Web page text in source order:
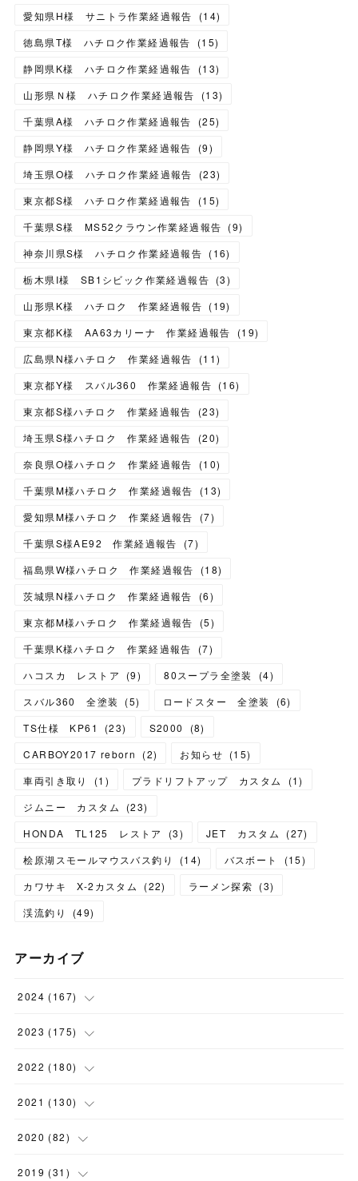
愛知県H様 サニトラ作業経過報告
(14)
徳島県T様 ハチロク作業経過報告
(15)
静岡県K様 ハチロク作業経過報告
(13)
山形県Ｎ様 ハチロク作業経過報告
(13)
千葉県A様 ハチロク作業経過報告
(25)
静岡県Y様 ハチロク作業経過報告
(9)
埼玉県O様 ハチロク作業経過報告
(23)
東京都S様 ハチロク作業経過報告
(15)
千葉県S様 MS52クラウン作業経過報告 (9)
神奈川県S様 ハチロク作業経過報告 (16)
栃木県I様 SB1シビック作業経過報告 (3)
山形県K様 ハチロク 作業経過報告 (19)
東京都K様 AA63カリーナ 作業経過報告
(19)
広島県N様ハチロク 作業経過報告
(11)
東京都Y様 スバル360 作業経過報告 (16)
東京都S様ハチロク 作業経過報告
(23)
埼玉県S様ハチロク 作業経過報告
(20)
奈良県O様ハチロク 作業経過報告
(10)
千葉県M様ハチロク 作業経過報告
(13)
愛知県M様ハチロク 作業経過報告
(7)
千葉県S様AE92 作業経過報告
(7)
福島県W様ハチロク 作業経過報告
(18)
茨城県N様ハチロク 作業経過報告
(6)
東京都M様ハチロク 作業経過報告
(5)
千葉県K様ハチロク 作業経過報告
(7)
ハコスカ レストア
(9) 80スープラ全塗装 (4)
スバル360 全塗装
(5) ロードスター 全塗装 (6)
TS仕様 KP61
(23) S2000 (8)
CARBOY2017 reborn
(2) お知らせ (15)
車両引き取り
(1 ) プラドリフトアップ カスタム (1)
ジムニー カスタム
(23)
HONDA TL125 レストア
(3) JET カスタム (27)
桧原湖スモールマウスバス釣り
(14) バスボート (15)
カワサキ X-2カスタム
(22) ラーメン探索 (3)
渓流釣り
(49)
アーカイブ
2024 (167)
(11)
(24)
(23)
( 23
2023 (175)
(12)
(18)
(16
( 15
2022 (180)
(17)
(15
(23
2021 (130)
(10
(4 )
2020 (82)
(21
2019 (31 )